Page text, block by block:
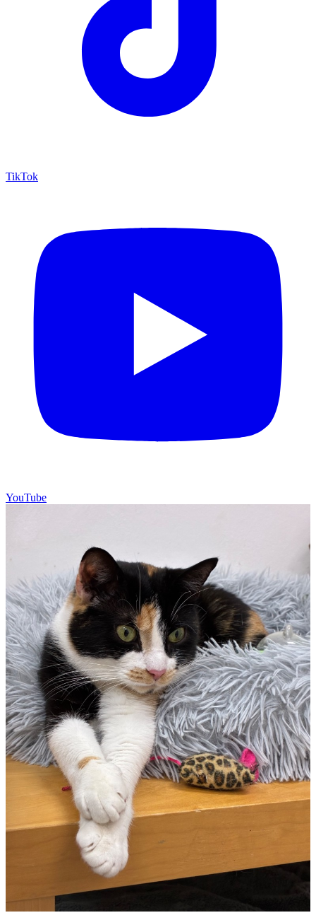
TikTok
YouTube